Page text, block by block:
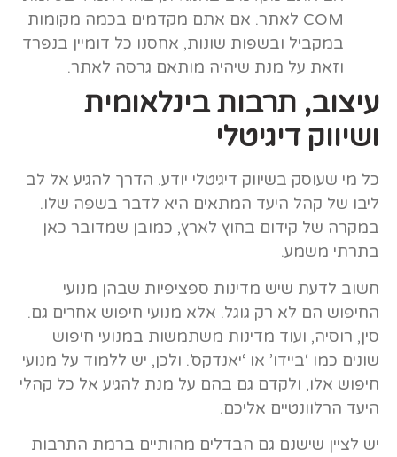
COM לאתר. אם אתם מקדמים בכמה מקומות
במקביל ובשפות שונות, אחסנו כל דומיין בנפרד
וזאת על מנת שיהיה מותאם גרסה לאתר.
עיצוב, תרבות בינלאומית
ושיווק דיגיטלי
כל מי שעוסק בשיווק דיגיטלי יודע. הדרך להגיע אל לב
ליבו של קהל היעד המתאים היא לדבר בשפה שלו.
במקרה של קידום בחוץ לארץ, כמובן שמדובר כאן
בתרתי משמע.
חשוב לדעת שיש מדינות ספציפיות שבהן מנועי
החיפוש הם לא רק גוגל. אלא מנועי חיפוש אחרים גם.
סין, רוסיה, ועוד מדינות משתמשות במנועי חיפוש
שונים כמו ‘ביידו’ או ‘יאנדקס’. ולכן, יש ללמוד על מנועי
חיפוש אלו, ולקדם גם בהם על מנת להגיע אל כל קהלי
היעד הרלוונטיים אליכם.
יש לציין שישנם גם הבדלים מהותיים ברמת התרבות